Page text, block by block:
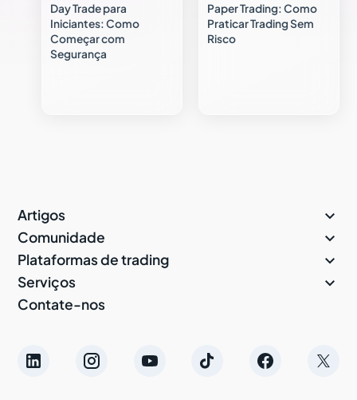
Day Trade para
Iniciantes: Como
Começar com
Segurança
Paper Trading: Como
Praticar Trading Sem
Risco
Artigos 
Comunidade 
Plataformas de trading 
Serviços 
Contate-nos